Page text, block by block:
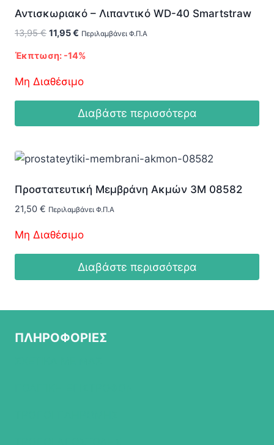
Αντισκωριακό – Λιπαντικό WD-40 Smartstraw
13,95€ Original
was:
13,95 €.
11,95€ Η
τιμή
11,95 €.
Περιλαμβάνει Φ.Π.Α
Έκπτωση: -14%
Μη Διαθέσιμο
Διαβάστε περισσότερα
Προστατευτική Μεμβράνη Ακμών 3M 08582
21,50 € Περιλαμβάνει Φ.Π.Α
Μη Διαθέσιμο
Διαβάστε περισσότερα
ΠΛΗΡΟΦΟΡΙΕΣ